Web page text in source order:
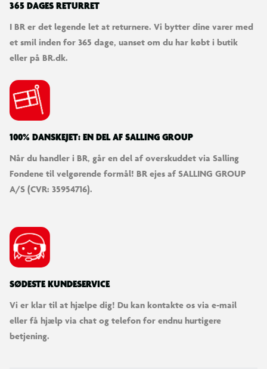
365 DAGES RETURRET
I BR er det legende let at returnere. Vi bytter dine varer med
et smil inden for 365 dage, uanset om du har købt i butik
eller på BR.dk.
100% DANSKEJET: EN DEL AF SALLING GROUP
Når du handler i BR, går en del af overskuddet via Salling
Fondene til velgørende formål! BR ejes af SALLING GROUP
A/S (CVR: 35954716).
SØDESTE KUNDESERVICE
Vi er klar til at hjælpe dig! Du kan kontakte os via e-mail
eller få hjælp via chat og telefon for endnu hurtigere
betjening.